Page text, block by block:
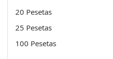
20 Pesetas
25 Pesetas
100 Pesetas